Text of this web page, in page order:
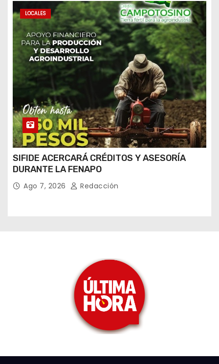
LOCALES
SIFIDE ACERCARÁ CRÉDITOS Y ASESORÍA
DURANTE LA FENAPO
Ago 7, 2026 Redacción